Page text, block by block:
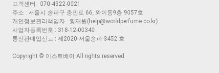
고객센터 : 070-4322-0021
주소 : 서울시 송파구 충민로 66, 와이동9층 9057호
개인정보관리책임자 : 황재원(help@worldperfume.co.kr)
사업자등록번호 : 318-12-00340
통신판매업신고 : 제2020-서울송파-3452 호
Copyright © 이스트베이 All rights reserved.